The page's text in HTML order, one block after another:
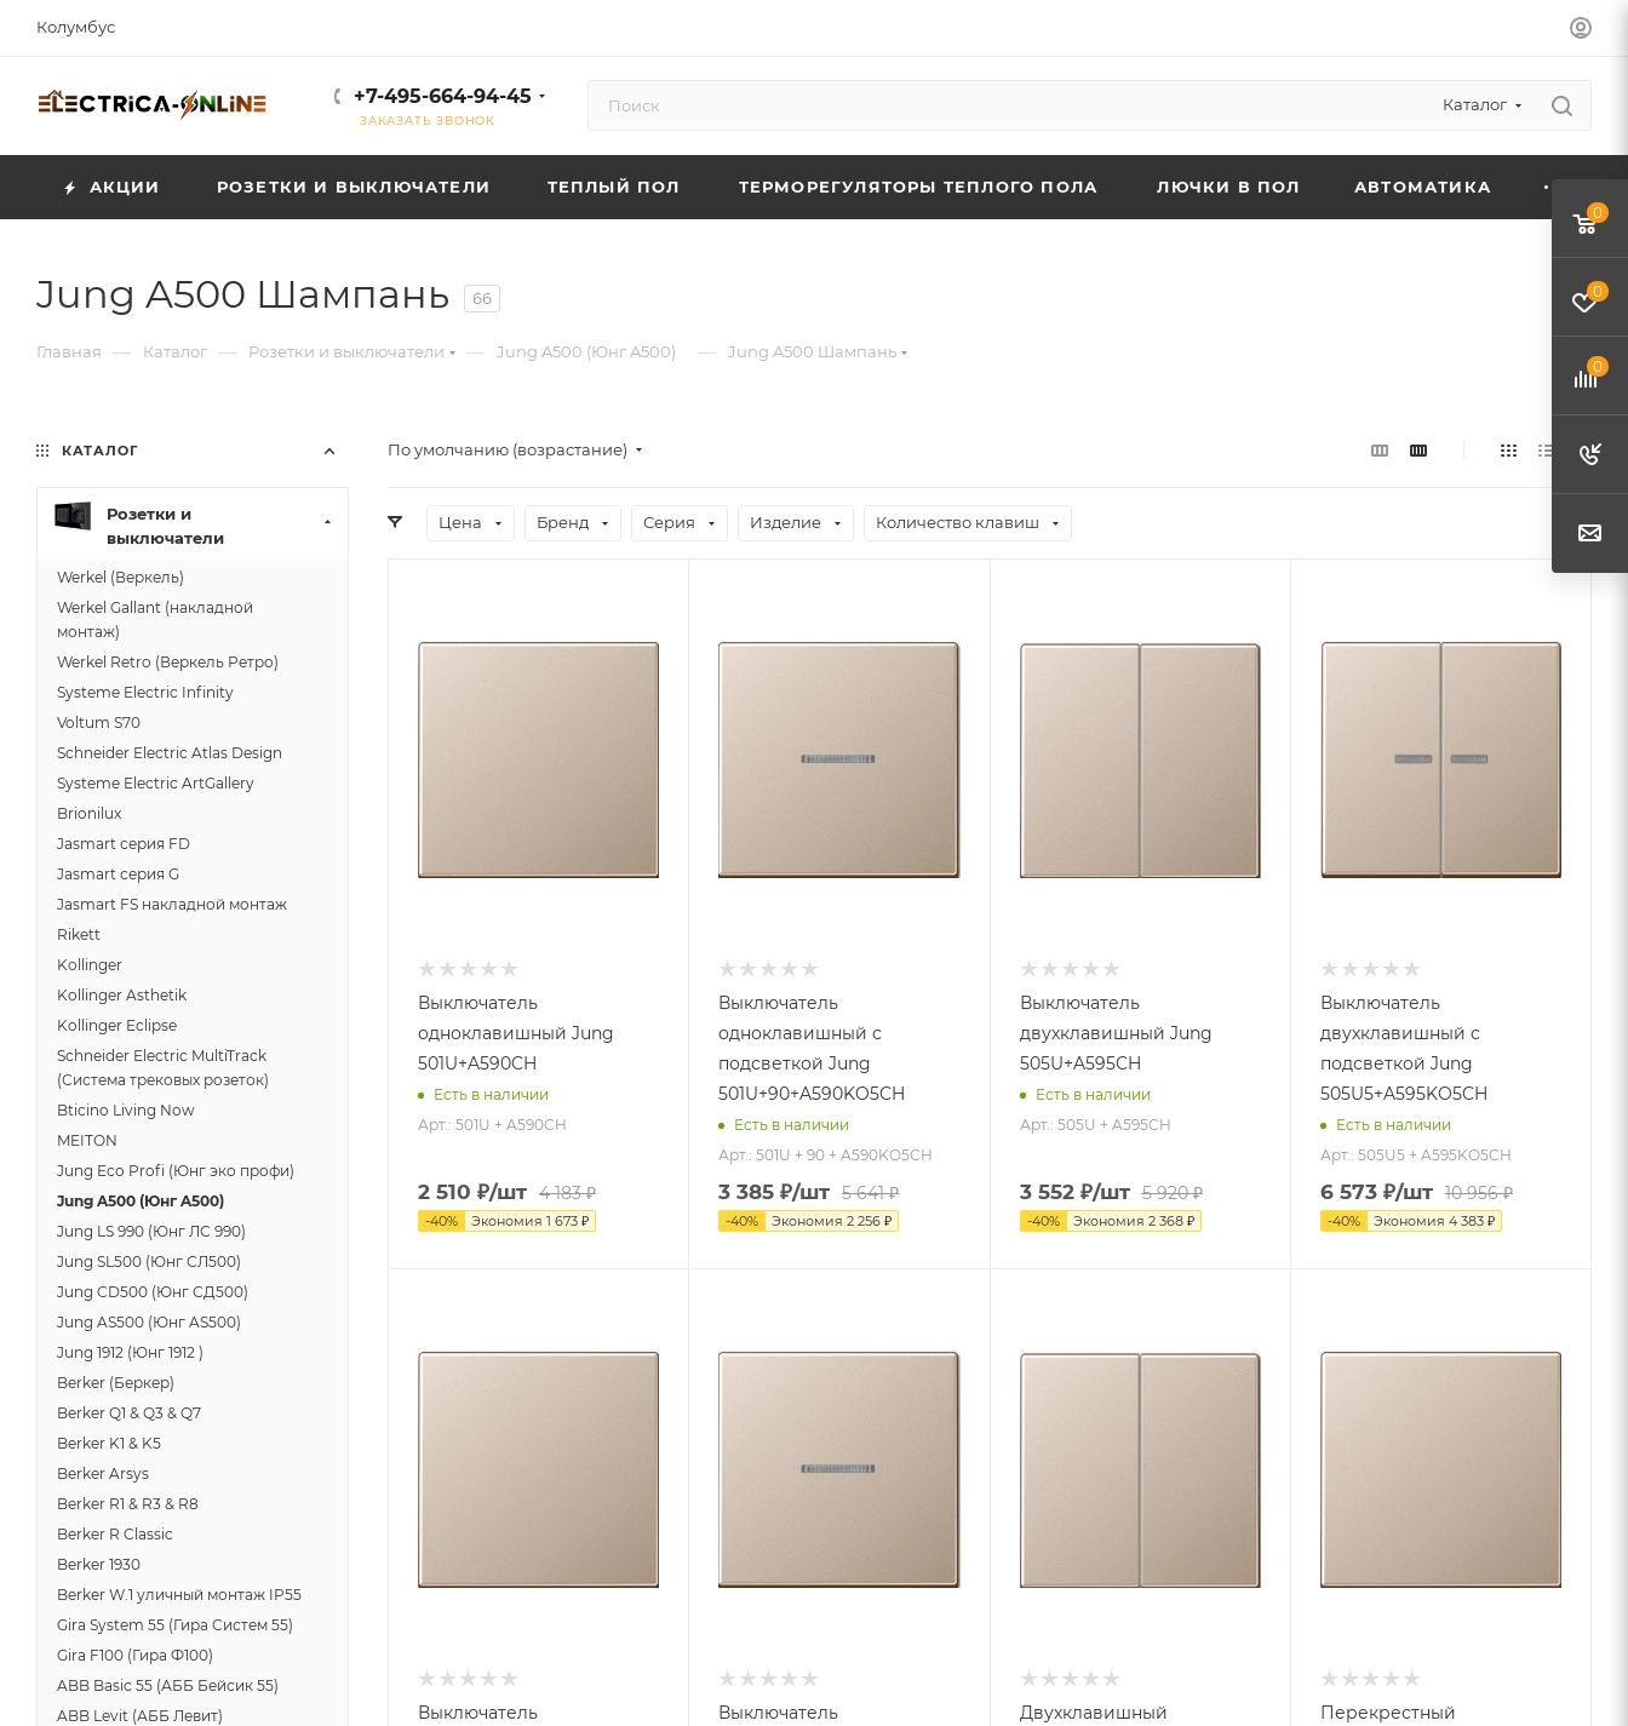
Колумбус
+7-495-664-94-45
ЗАКАЗАТЬ ЗВОНОК
Каталог
АКЦИИ РОЗЕТКИ И ВЫКЛЮЧАТЕЛИ ТЕПЛЫЙ ПОЛ ТЕРМОРЕГУЛЯТОРЫ ТЕПЛОГО ПОЛА ЛЮЧКИ В ПОЛ АВТОМАТИКА
Jung A500 Шампань 66
Главная — Каталог — Розетки и выключатели — Jung A500 (Юнг A500) — Jung A500 Шампань
По умолчанию (возрастание)
Цена Бренд Серия Изделие Количество клавиш
Выключатель
одноклавишный Jung
501U+A590CH
Есть в наличии
Арт.: 501U + A590CH
2 510 ₽/шт 4 183₽
-40% Экономия 1 673 ₽
Выключатель
одноклавишный с
подсветкой Jung
501U+90+A590KO5CH
Есть в наличии
Арт.: 501U + 90 + A590KO5CH
3 385 ₽/шт 5 641₽
-40% Экономия2 256 ₽
Выключатель
двухклавишный Jung
505U+A595CH
Есть в наличии
Арт.: 505U + A595CH
3 552₽/шт 5 920₽
-40% Экономия 2 368₽
Выключатель
двухклавишный с
подсветкой Jung
505U5+A595KO5CH
Есть в наличии
Арт.: 505U5 + A595KO5CH
6 573₽/шт 10 956₽
-40% Экономия 4 383₽
Выключатель
Выключатель
Двухклавишный
Перекрестный
КАТАЛОГ
Розетки и
выключатели
Werkel (Веркель)
Werkel Gallant (накладной
монтаж)
Werkel Retro (Веркель Ретро)
Systeme Electric Infinity
Voltum S70
Schneider Electric Atlas Design
Systeme Electric ArtGallery
Brionilux
Jasmart серия FD
Jasmart серия G
Jasmart FS накладной монтаж
Rikett
Kollinger
Kollinger Asthetik
Kollinger Eclipse
Schneider Electric MultiTrack
(Система трековых розеток)
Bticino Living Now
MEITON
Jung Eco Profi (Юнг эко профи)
Jung A500 (Юнг A500)
Jung LS 990 (Юнг ЛС 990)
Jung SL500 (Юнг СЛ500)
Jung CD500 (Юнг СД500)
Jung AS500 (Юнг AS500)
Jung 1912 (Юнг 1912 )
Berker (Беркер)
Berker Q1 & Q3 & Q7
Berker K1 & K5
Berker Arsys
Berker R1 & R3 & R8
Berker R Classic
Berker 1930
Berker W.1 уличный монтаж IP55
Gira System 55 (Гира Систем 55)
Gira F100 (Гира Ф100)
ABB Basic 55 (АББ Бейсик 55)
ABB Levit (АББ Левит)
0
0
0